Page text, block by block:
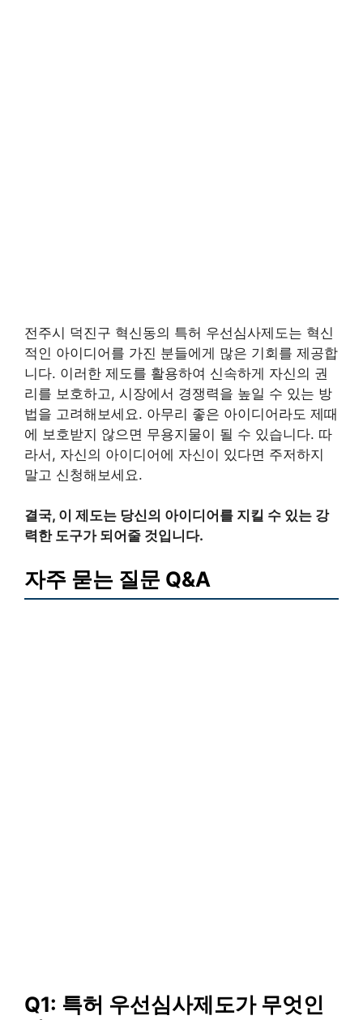
전주시 덕진구 혁신동의 특허 우선심사제도는 혁신
적인 아이디어를 가진 분들에게 많은 기회를 제공합
니다. 이러한 제도를 활용하여 신속하게 자신의 권
리를 보호하고, 시장에서 경쟁력을 높일 수 있는 방
법을 고려해보세요. 아무리 좋은 아이디어라도 제때
에 보호받지 않으면 무용지물이 될 수 있습니다. 따
라서, 자신의 아이디어에 자신이 있다면 주저하지
말고 신청해보세요.
결국, 이 제도는 당신의 아이디어를 지킬 수 있는 강
력한 도구가 되어줄 것입니다.
자주 묻는 질문 Q&A
Q1: 특허 우선심사제도가 무엇인